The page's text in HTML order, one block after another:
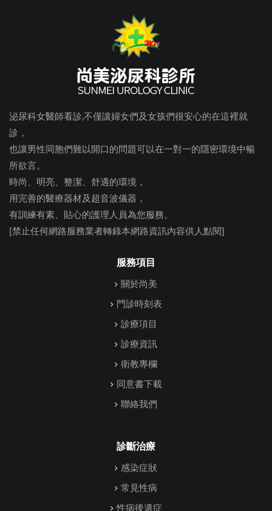
泌尿科女醫師看診,不僅讓婦女們及女孩們很安心的在這裡就
診，
也讓男性同胞們難以開口的問題可以在一對一的隱密環境中暢
所欲言。
時尚、明亮、整潔、舒適的環境，
用完善的醫療器材及超音波儀器，
有訓練有素、貼心的護理人員為您服務。
[禁止任何網路服務業者轉錄本網路資訊內容供人點閱]
服務項目
關於尚美
門診時刻表
診療項目
診療資訊
衛教專欄
同意書下載
聯絡我們
診斷治療
感染症狀
常見性病
性病後遺症